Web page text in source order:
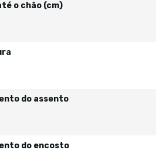
o chão (cm)
do assento
do encosto